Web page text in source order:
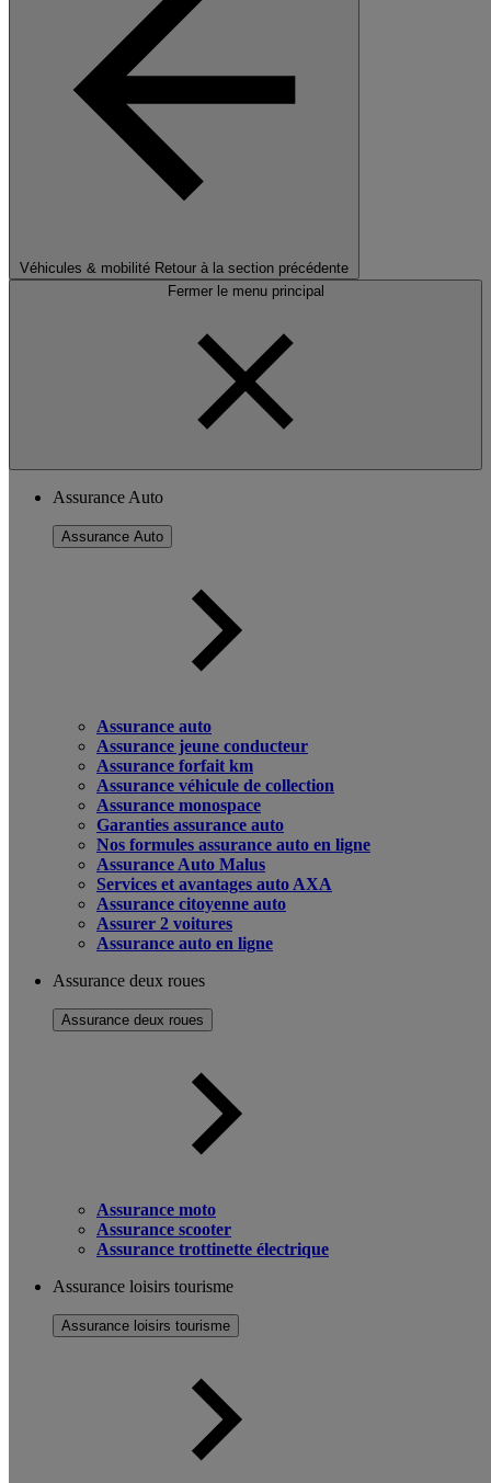
Véhicules & mobilité Retour à la section précédente
Fermer le menu principal
Assurance Auto
Assurance Auto
Assurance auto
Assurance jeune conducteur
Assurance forfait km
Assurance véhicule de collection
Assurance monospace
Garanties assurance auto
Nos formules assurance auto en ligne
Assurance Auto Malus
Services et avantages auto AXA
Assurance citoyenne auto
Assurer 2 voitures
Assurance auto en ligne
Assurance deux roues
Assurance deux roues
Assurance moto
Assurance scooter
Assurance trottinette électrique
Assurance loisirs tourisme
Assurance loisirs tourisme